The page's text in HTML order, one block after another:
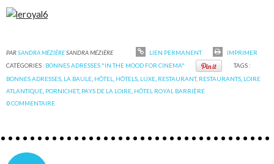
PARSANDRA MÉZIÈRESANDRA MÉZIÈRE LIEN PERMANENT
IMPRIMER
CATÉGORIES : BONNES ADRESSES "IN THE MOOD FOR CINEMA"
TAGS :
BONNES ADRESSES LA BAULE HÔTEL HÔTELS LUXE RESTAURANT, RESTAURANTS LOIRE
ATLANTIQUE PORNICHET, PAYS DE LA LOIRE HÔTEL ROYAL BARRIÈRE
0COMMENTAIRE